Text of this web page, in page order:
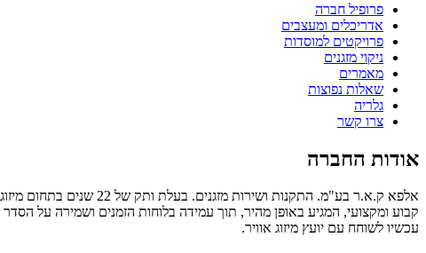
פרופיל חברה
אדריכלים ומעצבים
פרויקטים למוסדות
ניקוי מזגנים
מאמרים
שאלות נפוצות
גלריה
צרו קשר
אודות החברה
קבוע ומקצועי, המגיע באופן מהיר, תוך עמידה בלוחות הזמנים ושמירה על הסדר
עכשיו לשוחח עם יועץ מיזוג אוויר.